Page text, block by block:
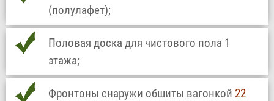
(полулафет);
Половая доска для чистового пола 1
этажа;
Фронтоны снаружи обшиты вагонкой 22